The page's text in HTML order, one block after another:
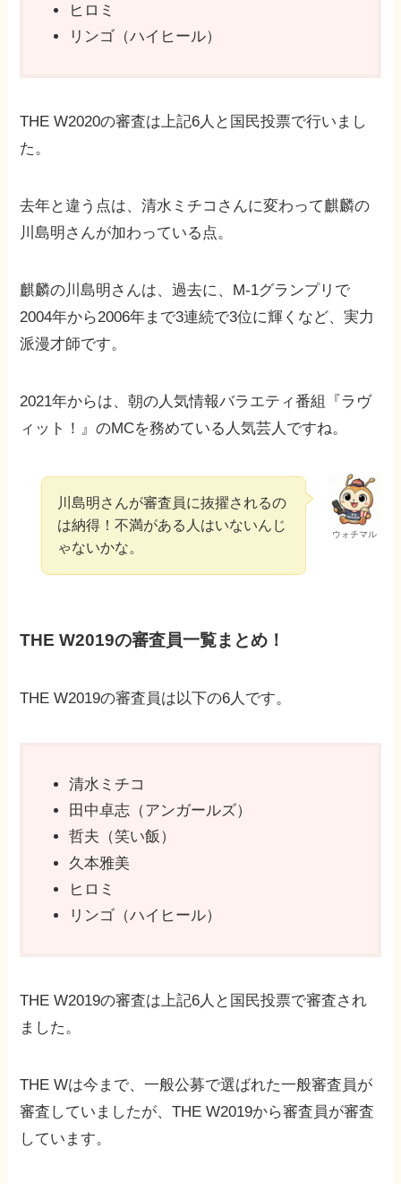
ヒロミ
リンゴ（ハイヒール）
THE W2020の審査は上記6人と国民投票で行いまし
た。
去年と違う点は、清水ミチコさんに変わって麒麟の
川島明さんが加わっている点。
麒麟の川島明さんは、過去に、M-1グランプリで
2004年から2006年まで3連続で3位に輝くなど、実力
派漫才師です。
2021年からは、朝の人気情報バラエティ番組『ラヴ
ィット！』のMCを務めている人気芸人ですね。
ウォチマル
川島明さんが審査員に抜擢されるの
は納得！不満がある人はいないんじ
ゃないかな。
THE W2019の審査員一覧まとめ！
THE W2019の審査員は以下の6人です。
清水ミチコ
田中卓志（アンガールズ）
哲夫（笑い飯）
久本雅美
ヒロミ
リンゴ（ハイヒール）
THE W2019の審査は上記6人と国民投票で審査され
ました。
THE Wは今まで、一般公募で選ばれた一般審査員が
審査していましたが、THE W2019から審査員が審査
しています。